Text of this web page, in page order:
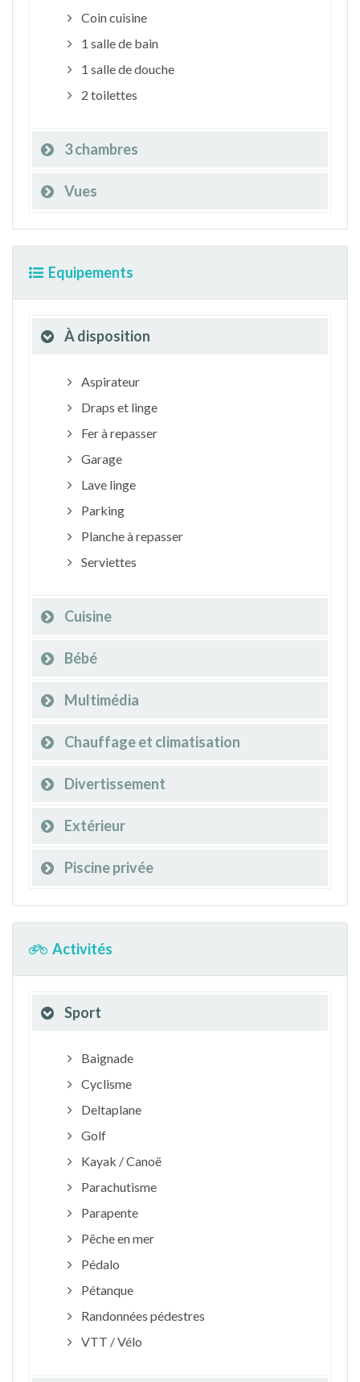
Coin cuisine
1 salle de bain
1 salle de douche
2 toilettes
3 chambres
Vues
Equipements
À disposition
Aspirateur
Draps et linge
Fer à repasser
Garage
Lave linge
Parking
Planche à repasser
Serviettes
Cuisine
Bébé
Multimédia
Chauffage et climatisation
Divertissement
Extérieur
Piscine privée
Activités
Sport
Baignade
Cyclisme
Deltaplane
Golf
Kayak / Canoë
Parachutisme
Parapente
Pêche en mer
Pédalo
Pétanque
Randonnées pédestres
VTT / Vélo